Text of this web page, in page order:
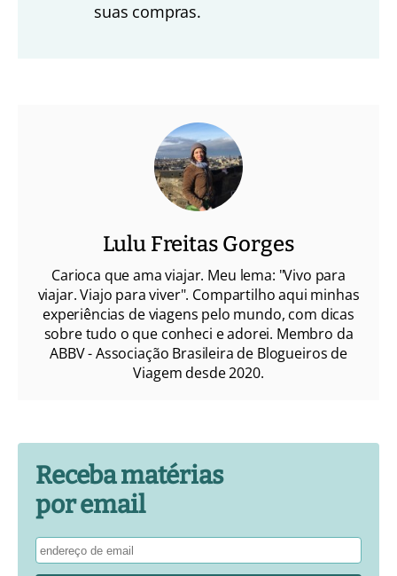
suas compras.
Lulu Freitas Gorges
Carioca que ama viajar. Meu lema: "Vivo para
viajar. Viajo para viver". Compartilho aqui minhas
experiências de viagens pelo mundo, com dicas
sobre tudo o que conheci e adorei. Membro da
ABBV - Associação Brasileira de Blogueiros de
Viagem desde 2020.
Receba matérias
por email